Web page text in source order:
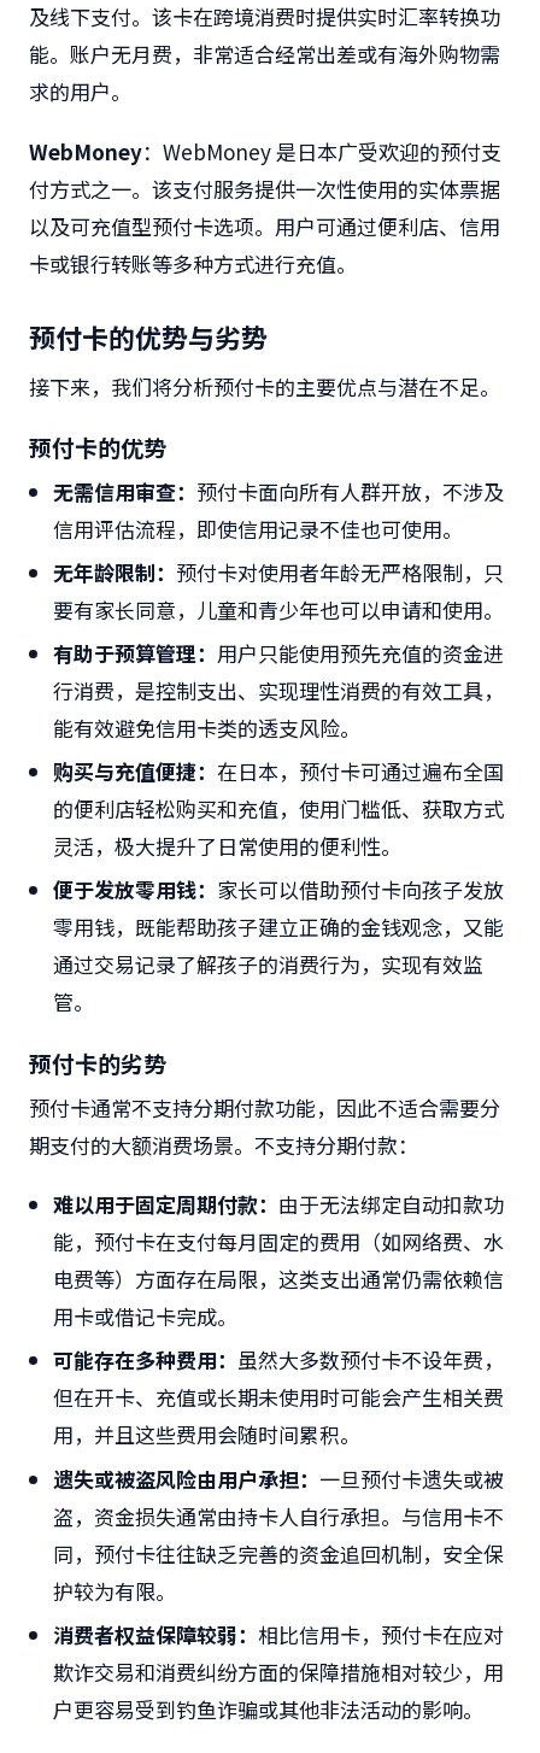
及线下支付。该卡在跨境消费时提供实时汇率转换功
能。账户无月费，非常适合经常出差或有海外购物需
求的用户。
WebMoney：WebMoney 是日本广受欢迎的预付支
付方式之一。该支付服务提供一次性使用的实体票据
以及可充值型预付卡选项。用户可通过便利店、信用
卡或银行转账等多种方式进行充值。
预付卡的优势与劣势
接下来，我们将分析预付卡的主要优点与潜在不足。
预付卡的优势
无需信用审查： 预付卡面向所有人群开放，不涉及
信用评估流程，即使信用记录不佳也可使用。
无年龄限制： 预付卡对使用者年龄无严格限制，只
要有家长同意，儿童和青少年也可以申请和使用。
有助于预算管理： 用户只能使用预先充值的资金进
行消费，是控制支出、实现理性消费的有效工具，
能有效避免信用卡类的透支风险。
购买与充值便捷：在日本，预付卡可通过遍布全国
的便利店轻松购买和充值，使用门槛低、获取方式
灵活，极大提升了日常使用的便利性。
便于发放零用钱： 家长可以借助预付卡向孩子发放
零用钱，既能帮助孩子建立正确的金钱观念，又能
通过交易记录了解孩子的消费行为，实现有效监
管。
预付卡的劣势
预付卡通常不支持分期付款功能，因此不适合需要分
期支付的大额消费场景。不支持分期付款：
难以用于固定周期付款： 由于无法绑定自动扣款功
能，预付卡在支付每月固定的费用（如网络费、水
电费等）方面存在局限，这类支出通常仍需依赖信
用卡或借记卡完成。
可能存在多种费用： 虽然大多数预付卡不设年费，
但在开卡、充值或长期未使用时可能会产生相关费
用，并且这些费用会随时间累积。
遗失或被盗风险由用户承担： 一旦预付卡遗失或被
盗，资金损失通常由持卡人自行承担。与信用卡不
同，预付卡往往缺乏完善的资金追回机制，安全保
护较为有限。
消费者权益保障较弱： 相比信用卡，预付卡在应对
欺诈交易和消费纠纷方面的保障措施相对较少，用
户更容易受到钓鱼诈骗或其他非法活动的影响。